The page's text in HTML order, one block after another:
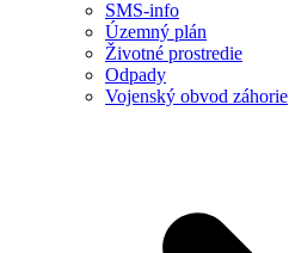
SMS-info
Územný plán
Životné prostredie
Odpady
Vojenský obvod záhorie